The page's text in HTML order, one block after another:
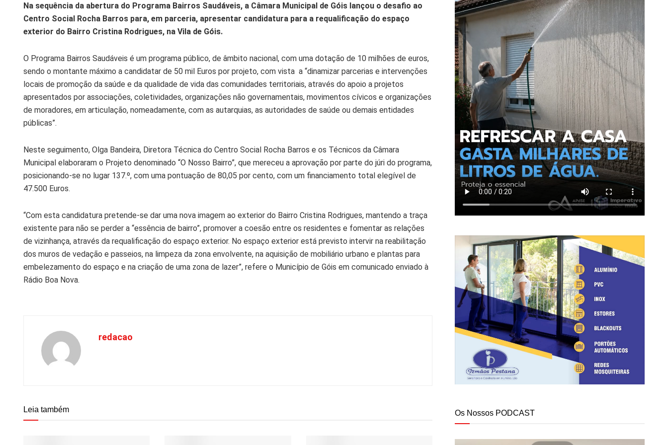
Na sequência da abertura do Programa Bairros Saudáveis, a Câmara Municipal de Góis lançou o desafio ao
Centro Social Rocha Barros para, em parceria, apresentar candidatura para a requalificação do espaço
exterior do Bairro Cristina Rodrigues, na Vila de Góis.
O Programa Bairros Saudáveis é um programa público, de âmbito nacional, com uma dotação de 10 milhões de euros,
sendo o montante máximo a candidatar de 50 mil Euros por projeto, com vista a “dinamizar parcerias e intervenções
locais de promoção da saúde e da qualidade de vida das comunidades territoriais, através do apoio a projetos
apresentados por associações, coletividades, organizações não governamentais, movimentos cívicos e organizações
de moradores, em articulação, nomeadamente, com as autarquias, as autoridades de saúde ou demais entidades
públicas”.
Neste seguimento, Olga Bandeira, Diretora Técnica do Centro Social Rocha Barros e os Técnicos da Câmara
Municipal elaboraram o Projeto denominado “O Nosso Bairro”, que mereceu a aprovação por parte do júri do programa,
posicionando-se no lugar 137.º, com uma pontuação de 80,05 por cento, com um financiamento total elegível de
47.500 Euros.
“Com esta candidatura pretende-se dar uma nova imagem ao exterior do Bairro Cristina Rodrigues, mantendo a traça
existente para não se perder a “essência de bairro”, promover a coesão entre os residentes e fomentar as relações
de vizinhança, através da requalificação do espaço exterior. No espaço exterior está previsto intervir na reabilitação
dos muros de vedação e passeios, na limpeza da zona envolvente, na aquisição de mobiliário urbano e plantas para
embelezamento do espaço e na criação de uma zona de lazer”, refere o Município de Góis em comunicado enviado à
Rádio Boa Nova.
redacao
Leia também Os Nossos PODCAST